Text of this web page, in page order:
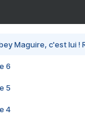
Maguire, c'est lui !
6
5
4